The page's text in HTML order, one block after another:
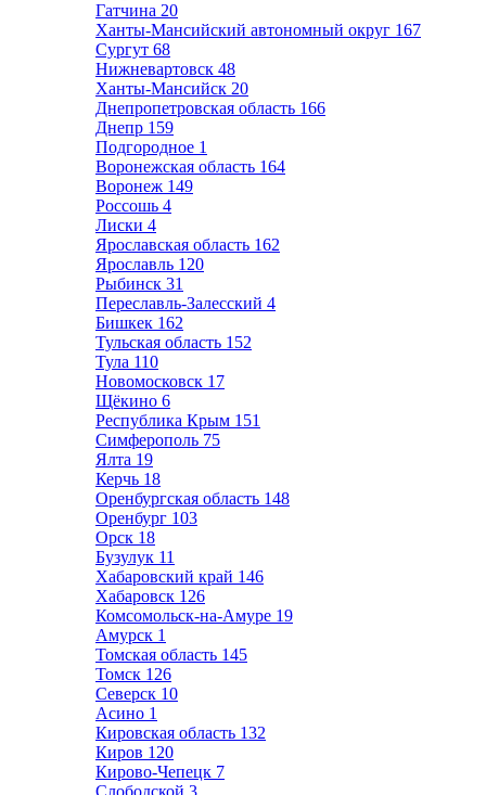
Гатчина 20
Ханты-Мансийский автономный округ 167
Сургут 68
Нижневартовск 48
Ханты-Мансийск 20
Днепропетровская область 166
Днепр 159
Подгородное 1
Воронежская область 164
Воронеж 149
Россошь 4
Лиски 4
Ярославская область 162
Ярославль 120
Рыбинск 31
Переславль-Залесский 4
Бишкек 162
Тульская область 152
Тула 110
Новомосковск 17
Щёкино 6
Республика Крым 151
Симферополь 75
Ялта 19
Керчь 18
Оренбургская область 148
Оренбург 103
Орск 18
Бузулук 11
Хабаровский край 146
Хабаровск 126
Комсомольск-на-Амуре 19
Амурск 1
Томская область 145
Томск 126
Северск 10
Асино 1
Кировская область 132
Киров 120
Кирово-Чепецк 7
Слободской 3